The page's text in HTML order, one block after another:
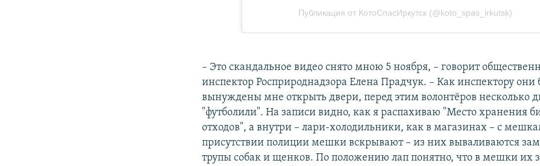
– Это скандальное видео снято мною 5 ноября, – говорит
инспектор Росприроднадзора Елена Прадчук. – Как инспектору они
вынуждены мне открыть двери, перед этим волонтёров несколько
"футболили". На записи видно, как я распахиваю "Место хранения
отходов", а внутри – лари-холодильники, как в магазинах – с
присутствии полиции мешки вскрывают – из них вываливаются
трупы собак и щенков. По положению лап понятно, что в мешки их